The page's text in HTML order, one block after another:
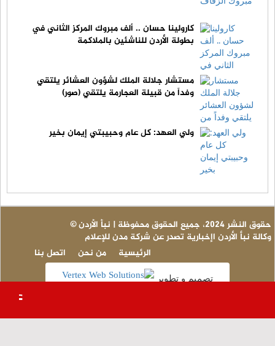
كارولينا حسان .. ألف مبروك المركز الثاني في
بطولة الأردن للناشئين بالملاكمة
مستشار جلالة الملك لشؤون العشائر يلتقي
وفداً من قبيلة العجارمة يلتقي (صور)
ولي العهد: كل عام وحبيبتي إيمان بخير
© حقوق النشر 2024، جميع الحقوق محفوظة | نبأ الأردن
وكالة نبأ الأردن اإخبارية تصدر عن شركة مدن للإعلام
اتصل بنا
من نحن الرئيسية
تصميم و تطوير